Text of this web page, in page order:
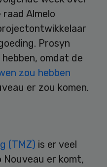
raad Almelo
Prosyn
omdat de
zou hebben
er zou komen.
(TMZ) is er veel
Nouveau er komt,